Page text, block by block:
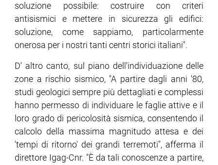
soluzione possibile: costruire con criteri
antisismici e mettere in sicurezza gli edifici:
soluzione, come sappiamo, particolarmente
onerosa per i nostri tanti centri storici italiani".
D' altro canto, sul piano dell'individuazione delle
zone a rischio sismico, "A partire dagli anni '80,
studi geologici sempre più dettagliati e complessi
hanno permesso di individuare le faglie attive e il
loro grado di pericolosità sismica, consentendo il
calcolo della massima magnitudo attesa e dei
'tempi di ritorno' dei grandi terremoti", afferma il
direttore Igag-Cnr. "È da tali conoscenze a partire,